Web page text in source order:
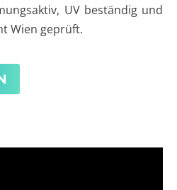
UV beständig und
Wien geprüft.